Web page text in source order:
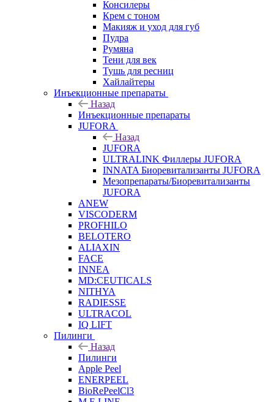
Консилеры
Крем с тоном
Макияж и уход для губ
Пудра
Румяна
Тени для век
Тушь для ресниц
Хайлайтеры
Инъекционные препараты
Назад
Инъекционные препараты
JUFORA
Назад
JUFORA
ULTRALINK Филлеры JUFORA
INNATA Биоревитализанты JUFORA
Мезопрепараты/Биоревитализанты
JUFORA
ANEW
VISCODERM
PROFHILO
BELOTERO
ALIAXIN
FACE
INNEA
MD:CEUTICALS
NITHYA
RADIESSE
ULTRACOL
IQ LIFT
Пилинги
Назад
Пилинги
Apple Peel
ENERPEEL
BioRePeelCl3